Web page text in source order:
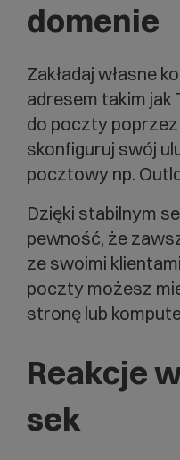
domenie
Zakładaj własne
adresem takim jak
do poczty
skonfiguruj swój
pocztowy np.
Dzięki stabilnym
pewność, że
ze swoimi
poczty możesz
stronę lub
Reakcje
sek